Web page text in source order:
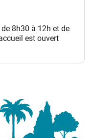
8h30 à 12h et de
est ouvert